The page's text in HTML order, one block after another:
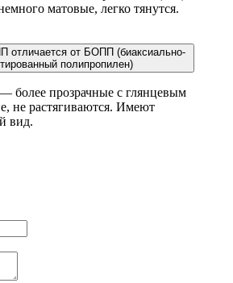
матовые, легко тянутся.
отличается от БОПП (биаксиально-
полипропилен)
— более прозрачные с глянцевым
не растягиваются. Имеют
вид.